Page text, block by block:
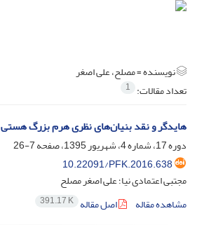
نویسنده =مصلح، علی اصغر
تعداد مقالات: 1
هایدگر و نقد بنیان‌های نظری هرم بزرگ هستی
دوره 17، شماره 4، شهریور 1395، صفحه
7-26
10.22091/PFK.2016.638
مجتبی اعتمادی نیا؛ علی اصغر مصلح
مشاهده مقاله
اصل مقاله 391.17 K